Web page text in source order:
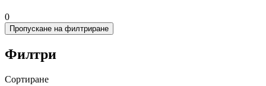
0
Пропускане на филтриране
Филтри
Сортиране